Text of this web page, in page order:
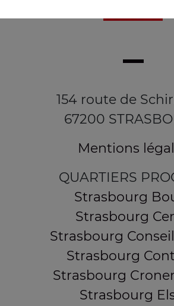
154 route de
67200
Mentions
QUARTIERS
Strasbourg
Strasbourg
Strasbourg
Strasbourg
Strasbourg
Strasbourg